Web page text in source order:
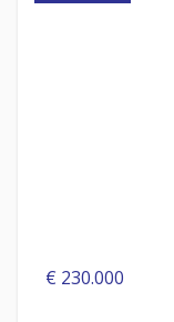
€ 230.000